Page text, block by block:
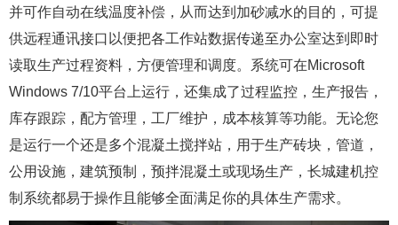
并可作自动在线温度补偿，从而达到加砂减水的目的，可提
供远程通讯接口以便把各工作站数据传递至办公室达到即时
读取生产过程资料，方便管理和调度。系统可在Microsoft
Windows 7/10平台上运行，还集成了过程监控，生产报告，
库存跟踪，配方管理，工厂维护，成本核算等功能。无论您
是运行一个还是多个混凝土搅拌站，用于生产砖块，管道，
公用设施，建筑预制，预拌混凝土或现场生产，长城建机控
制系统都易于操作且能够全面满足你的具体生产需求。